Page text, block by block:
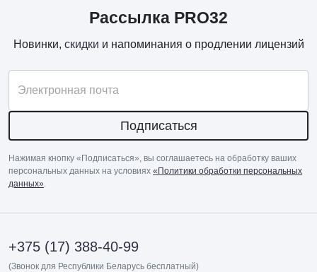
Рассылка PRO32
Новинки, скидки и напоминания о продлении лицензий
Электронная почта
Подписаться
Нажимая кнопку «Подписаться», вы соглашаетесь на обработку ваших
персональных данных на условиях «Политики обработки персональных
данных»
+375 (17) 388-40-99
(Звонок для Республики Беларусь бесплатный)